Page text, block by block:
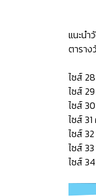
แนะนำ
ตาราง
ไซส์
ไซส์
ไซส์
ไซส์
ไซส์
ไซส์
ไซส์